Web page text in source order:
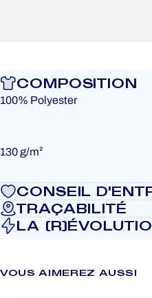
COMPOSITION
100% Polyester
130 g/m²
CONSEIL
TRAÇABILITÉ
LA
VOUS AIMEREZ AUSSI